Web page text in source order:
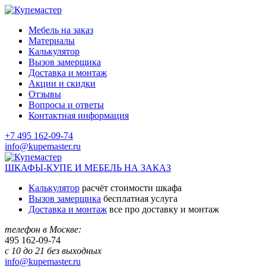
Мебель на заказ
Материалы
Калькулятор
Вызов замерщика
Доставка и монтаж
Акции и скидки
Отзывы
Вопросы и ответы
Контактная информация
+7 495 162-09-74
info@kupemaster.ru
ШКАФЫ-КУПЕ И МЕБЕЛЬ НА ЗАКАЗ
Калькулятор расчёт стоимости шкафа
Вызов замерщика бесплатная услуга
Доставка и монтаж все про доставку и монтаж
телефон в Москве:
495 162-09-74
с 10 до 21 без выходных
info@kupemaster.ru